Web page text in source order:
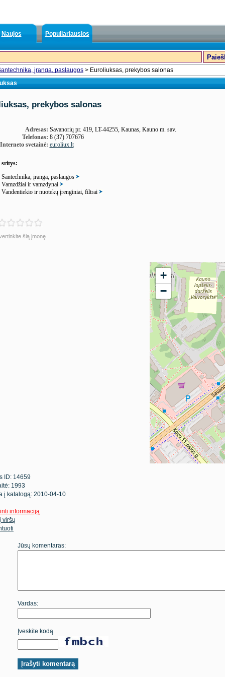
Naujos Populiariausios
įranga, paslaugos > Euroliuksas, prekybos salonas
prekybos salonas
Adresas: Savanorių pr. 419, LT-44255, Kaunas, Kauno m. sav.
Telefonas: 8 (37) 707676
Interneto svetainė: euroliux.lt
sritys:
Santechnika, įranga, paslaugos
Vamzdžiai ir vamzdynai
Vandentiekio ir nuotekų įrenginiai, filtrai
šią įmonę
+
−
ID: 14659
1993
į katalogą: 2010-04-10
informaciją
viršų
Jūsų komentaras:
Vardas:
Įveskite kodą